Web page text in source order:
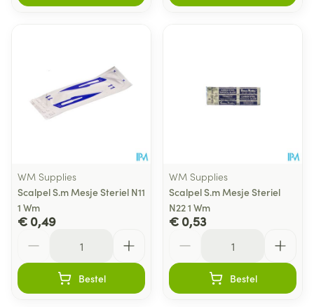
WM Supplies
Scalpel S.m Mesje Steriel N11
1 Wm
€ 0,49
Bestel
WM Supplies
Scalpel S.m Mesje Steriel
N22 1 Wm
€ 0,53
Bestel